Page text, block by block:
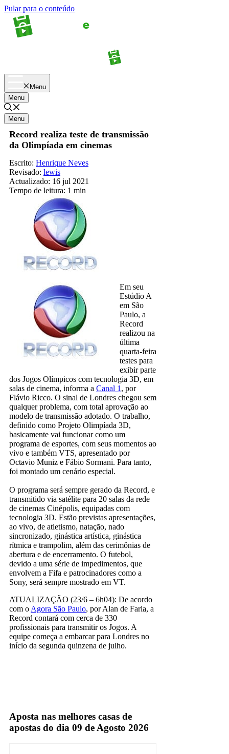
Pular para o conteúdo
Menu
Menu
Menu
Record realiza teste de transmissão
da Olimpíada em cinemas
Escrito: Henrique Neves
Revisado: lewis
Actualizado: 16 jul 2021
Tempo de leitura: 1 min
Em seu
Estúdio A
em São
Paulo, a
Record
realizou na
última
quarta-feira
testes para
exibir parte
dos Jogos Olímpicos com tecnologia 3D, em
salas de cinema, informa a Canal 1 , por
Flávio Ricco. O sinal de Londres chegou sem
qualquer problema, com total aprovação ao
modelo de transmissão adotado. O trabalho,
definido como Projeto Olimpíada 3D,
basicamente vai funcionar como um
programa de esportes, com seus momentos ao
vivo e também VTS, apresentado por
Octavio Muniz e Fábio Sormani. Para tanto,
foi montado um cenário especial.
O programa será sempre gerado da Record, e
transmitido via satélite para 20 salas da rede
de cinemas Cinépolis, equipadas com
tecnologia 3D. Estão previstas apresentações,
ao vivo, de atletismo, natação, nado
sincronizado, ginástica artística, ginástica
rítmica e trampolim, além das cerimônias de
abertura e de encerramento. O futebol,
devido a uma série de impedimentos, que
envolvem a Fifa e patrocinadores como a
Sony, será sempre mostrado em VT.
ATUALIZAÇÃO (23/6 – 6h04): De acordo
com o Agora São Paulo, por Alan de Faria, a
Record contará com cerca de 330
profissionais para transmitir os Jogos. A
equipe começa a embarcar para Londres no
início da segunda quinzena de julho.
Aposta nas melhores casas de
apostas do dia 09 de Agosto 2026